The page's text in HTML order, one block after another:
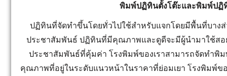
พิมพ์ปฏิทินตั้งโต๊ะและพิมพ์ปฏิ
ปฏิทินที่จัดทำขึ้นโดยทั่วไปใช้สำหรับแจกโดยมีพื้นที่บาง
ประชาสัมพันธ์ ปฏิทินที่มีคุณภาพและดูดีจะมีผู้นำมาใช้สอ
ประชาสัมพันธ์ที่คุ้มค่า โรงพิมพ์ของเราสามารถจัดทำพิ
คุณภาพที่อยู่ในระดับแนวหน้าในราคาที่ย่อมเยา โรงพิมพ์ข